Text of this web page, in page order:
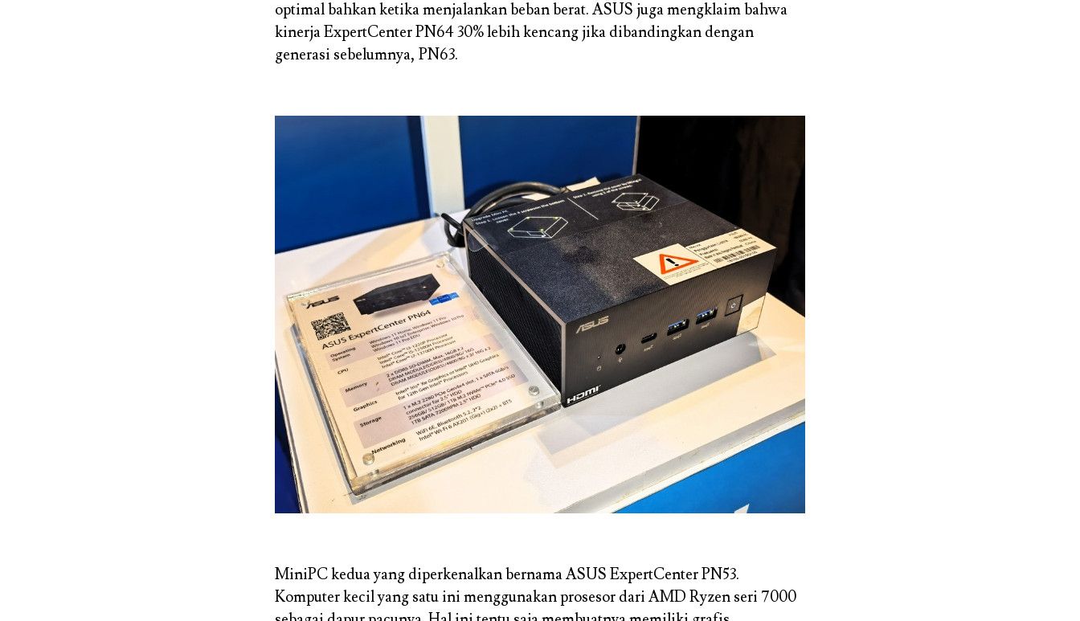
optimal bahkan ketika menjalankan beban berat. ASUS juga mengklaim bahwa
kinerja ExpertCenter PN64 30% lebih kencang jika dibandingkan dengan
generasi sebelumnya, PN63.
MiniPC kedua yang diperkenalkan bernama ASUS ExpertCenter PN53.
Komputer kecil yang satu ini menggunakan prosesor dari AMD Ryzen seri 7000